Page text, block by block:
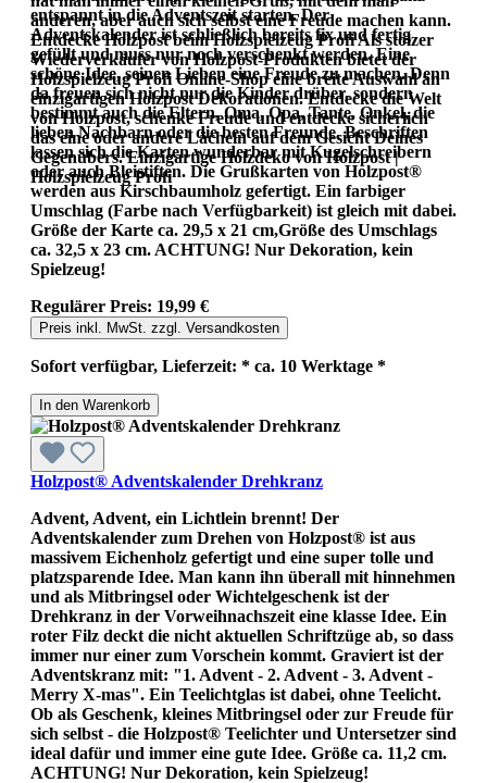
anderen, aber auch sich selbst eine Freude machen kann.
Entdecke Holzpost beim Holzspielzeug Profi Als stolzer
Wiederverkäufer von Holzpost-Produkten bietet der
Holzspielzeug Profi Online-Shop eine breite Auswahl an
einzigartigen Holzpost Dekorationen. Entdecke die Welt
von Holzpost, schenke Freude und entdecke sicherlich
das eine oder andere Lächeln auf dem Gesicht Deines
Gegenübers. Einzigartige Holzdeko von Holzpost |
Holzspielzeug Profi
entspannt in die Adventszeit starten. Der
Adventskalender ist schließlich bereits fix und fertig
gefüllt und muss nur noch verschenkt werden. Eine
schöne Idee, seinen Lieben eine Freude zu machen. Denn
da freuen sich nicht nur die Kinder drüber, sondern
bestimmt auch die Eltern, Oma, Opa, Tante, Onkel, die
lieben Nachbarn oder die besten Freunde. Beschriften
lassen sich die Karten wunderbar mit Kugelschreibern
oder auch Bleistiften. Die Grußkarten von Holzpost®
werden aus Kirschbaumholz gefertigt. Ein farbiger
Umschlag (Farbe nach Verfügbarkeit) ist gleich mit dabei.
Größe der Karte ca. 29,5 x 21 cm,Größe des Umschlags
ca. 32,5 x 23 cm. ACHTUNG! Nur Dekoration, kein
Spielzeug!
Regulärer Preis: 19,99 €
Preis inkl. MwSt. zzgl. Versandkosten
Sofort verfügbar, Lieferzeit: * ca. 10 Werktage *
In den Warenkorb
Holzpost® Adventskalender Drehkranz
Advent, Advent, ein Lichtlein brennt! Der
Adventskalender zum Drehen von Holzpost® ist aus
massivem Eichenholz gefertigt und eine super tolle und
platzsparende Idee. Man kann ihn überall mit hinnehmen
und als Mitbringsel oder Wichtelgeschenk ist der
Drehkranz in der Vorweihnachszeit eine klasse Idee. Ein
roter Filz deckt die nicht aktuellen Schriftzüge ab, so dass
immer nur einer zum Vorschein kommt. Graviert ist der
Adventskranz mit: "1. Advent - 2. Advent - 3. Advent -
Merry X-mas". Ein Teelichtglas ist dabei, ohne Teelicht.
Ob als Geschenk, kleines Mitbringsel oder zur Freude für
sich selbst - die Holzpost® Teelichter und Untersetzer sind
ideal dafür und immer eine gute Idee. Größe ca. 11,2 cm.
ACHTUNG! Nur Dekoration, kein Spielzeug!